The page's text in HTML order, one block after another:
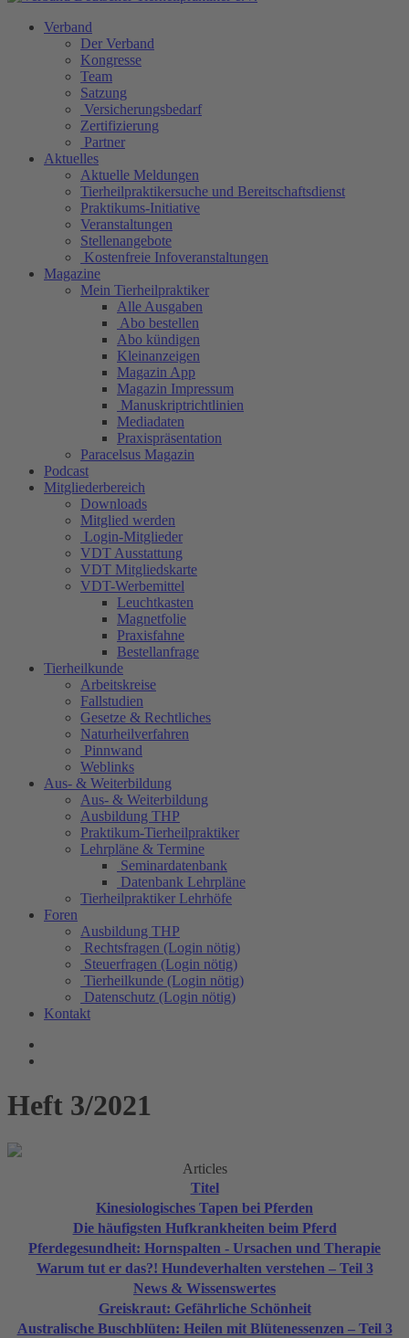
Verband
Der Verband
Kongresse
Team
Satzung
Versicherungsbedarf
Zertifizierung
Partner
Aktuelles
Aktuelle Meldungen
Tierheilpraktikersuche und Bereitschaftsdienst
Praktikums-Initiative
Veranstaltungen
Stellenangebote
Kostenfreie Infoveranstaltungen
Magazine
Mein Tierheilpraktiker
Alle Ausgaben
Abo bestellen
Abo kündigen
Kleinanzeigen
Magazin App
Magazin Impressum
Manuskriptrichtlinien
Mediadaten
Praxispräsentation
Paracelsus Magazin
Podcast
Mitgliederbereich
Downloads
Mitglied werden
Login-Mitglieder
VDT Ausstattung
VDT Mitgliedskarte
VDT-Werbemittel
Leuchtkasten
Magnetfolie
Praxisfahne
Bestellanfrage
Tierheilkunde
Arbeitskreise
Fallstudien
Gesetze & Rechtliches
Naturheilverfahren
Pinnwand
Weblinks
Aus- & Weiterbildung
Aus- & Weiterbildung
Ausbildung THP
Praktikum-Tierheilpraktiker
Lehrpläne & Termine
Seminardatenbank
Datenbank Lehrpläne
Tierheilpraktiker Lehrhöfe
Foren
Ausbildung THP
Rechtsfragen (Login nötig)
Steuerfragen (Login nötig)
Tierheilkunde (Login nötig)
Datenschutz (Login nötig)
Kontakt
Heft 3/2021
Articles
Titel
Kinesiologisches Tapen bei Pferden
Die häufigsten Hufkrankheiten beim Pferd
Pferdegesundheit: Hornspalten - Ursachen und Therapie
Warum tut er das?! Hundeverhalten verstehen – Teil 3
News & Wissenswertes
Greiskraut: Gefährliche Schönheit
Australische Buschblüten: Heilen mit Blütenessenzen – Teil 3